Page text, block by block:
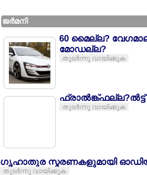
ജര്‍മനി
60 മൈല്ല?
മോഡല്ല?
തുടര്‍ന്നു വായിക്കുക
തുടര്‍ന്നു വായിക്കുക
ഗൃഹാതുര സ്മരണകളുമായി
തുടര്‍ന്നു വായിക്കുക